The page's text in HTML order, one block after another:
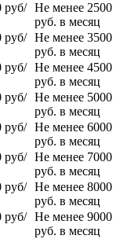
руб/ Не менее 2500
руб. в месяц
руб/ Не менее 3500
руб. в месяц
руб/ Не менее 4500
руб. в месяц
руб/ Не менее 5000
руб. в месяц
руб/ Не менее 6000
руб. в месяц
руб/ Не менее 7000
руб. в месяц
руб/ Не менее 8000
руб. в месяц
руб/ Не менее 9000
руб. в месяц